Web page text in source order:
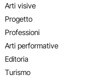
Arti visive
Progetto
Professioni
Arti performative
Editoria
Turismo